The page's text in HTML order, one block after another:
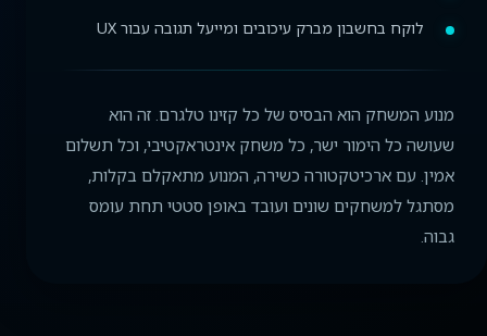
לוקח בחשבון מברק עיכובים ומייעל תגובה עבור UX
מנוע המשחק הוא הבסיס של כל קזינו טלגרם. זה הוא
שעושה כל הימור ישר, כל משחק אינטראקטיבי, וכל תשלום
אמין. עם ארכיטקטורה כשירה, המנוע מתאקלם בקלות,
מסתגל למשחקים שונים ועובד באופן סטטי תחת עומס
גבוה.